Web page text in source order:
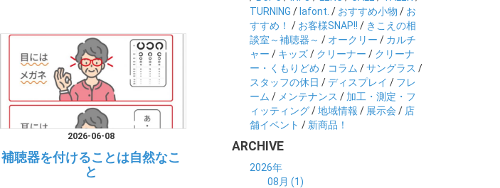
2026-06-08
補聴器を付けることは自然なこ
と
TURNING / lafont. / おすすめ小物 / お
すすめ！ / お客様SNAP!! / きこえの相
談室～補聴器～ / オークリー / カルチ
ャー / キッズ/ クリーナー / クリーナ
ー・くもりどめ / コラム /サングラス /
スタッフの休日 /ディスプレイ / フレ
ーム / メンテナンス / 加工・測定・フ
ィッティング/地域情報 / 展示会 / 店
舗イベント / 新商品！
ARCHIVE
2026年
08月 (1)